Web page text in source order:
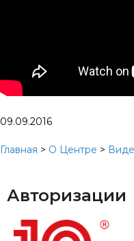
09.09.2016
Главная > О Центре >
Авторизации